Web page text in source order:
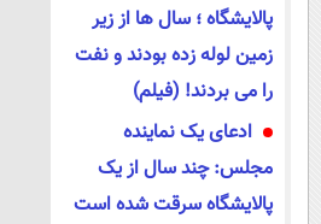
پالایشگاه ؛ سال ها از زیر
زمین لوله زده بودند و نفت
را می بردند! (فیلم)
ادعای یک نماینده
مجلس: چند سال از یک
پالایشگاه سرقت شده است